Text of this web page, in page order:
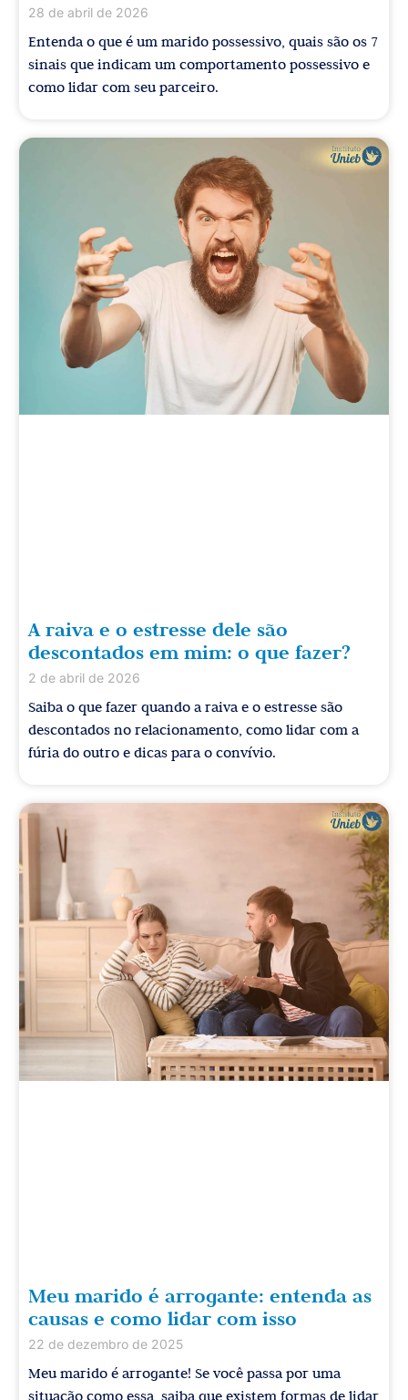
28 de abril de 2026
Entenda o que é um marido possessivo, quais são os 7
sinais que indicam um comportamento possessivo e
como lidar com seu parceiro.
A raiva e o estresse dele são
descontados em mim: o que fazer?
2 de abril de 2026
Saiba o que fazer quando a raiva e o estresse são
descontados no relacionamento, como lidar com a
fúria do outro e dicas para o convívio.
Meu marido é arrogante: entenda as
causas e como lidar com isso
22 de dezembro de 2025
Meu marido é arrogante! Se você passa por uma
situação como essa, saiba que existem formas de lidar